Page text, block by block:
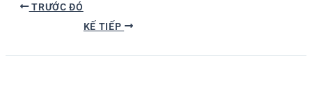
TRƯỚC ĐÓ
KẾ TIẾP